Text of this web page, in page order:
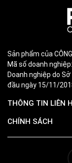
Sản phẩm của
Mã số doanh
Doanh nghiệp do
đầu ngày 15/11/
THÔNG TIN LIÊN
CHÍNH SÁCH